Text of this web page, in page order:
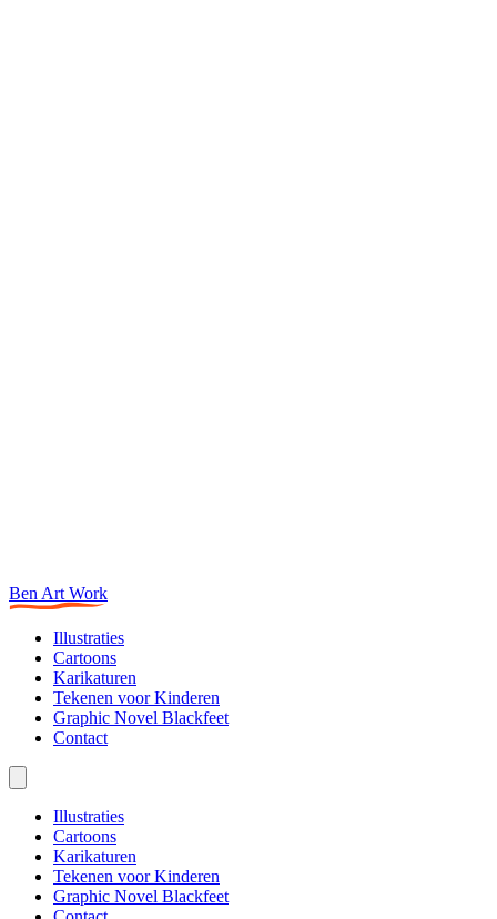
Ben Art Work
Illustraties
Cartoons
Karikaturen
Tekenen voor Kinderen
Graphic Novel Blackfeet
Contact
Illustraties
Cartoons
Karikaturen
Tekenen voor Kinderen
Graphic Novel Blackfeet